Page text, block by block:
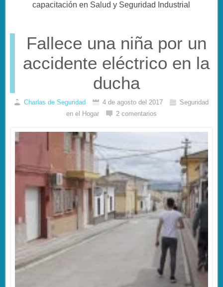
capacitación en Salud y Seguridad Industrial
Fallece una niña por un
accidente eléctrico en la
ducha
Charlas de Seguridad 4 de agosto del 2017
Seguridad
en el Hogar
2 comentarios